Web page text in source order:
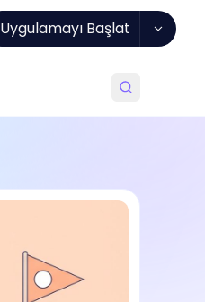
Uygulamayı Başlat